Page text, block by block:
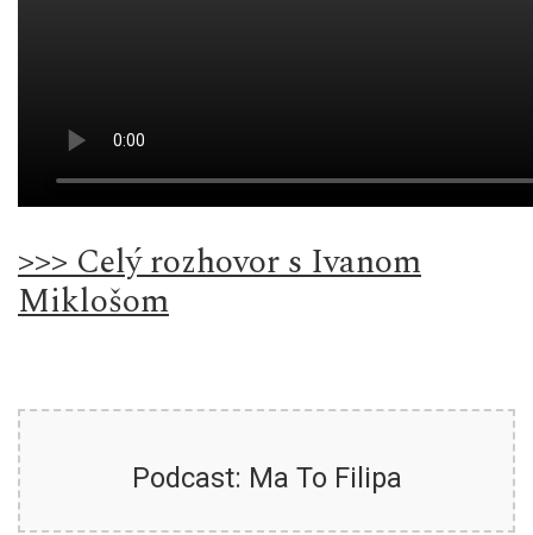
>>> Celý rozhovor s Ivanom
Miklošom
Podcast: Ma To Filipa